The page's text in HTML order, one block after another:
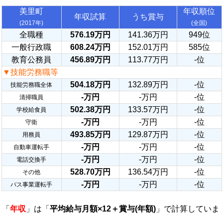
美里町
(2017年)
年収試算 うち賞与
年収順位
(全国)
全職種 576.19万円 141.36万円
949位
一般行政職
608.24万円 152.01万円
585位
教育公務員
456.89万円 113.77万円
-位
▼技能労務職等
技能労務職全体 504.18万円 132.89万円 -位
清掃職員 -万円 -万円 -位
学校給食員 502.38万円 133.57万円 -位
守衛 -万円 -万円 -位
用務員 493.85万円 129.87万円 -位
自動車運転手 -万円 -万円 -位
電話交換手 -万円 -万円 -位
その他 528.70万円 136.54万円 -位
バス事業運転手 -万円 -万円 -位
「 年収 」は「 平均給与月額×12＋賞与(年額) 」で計算していま